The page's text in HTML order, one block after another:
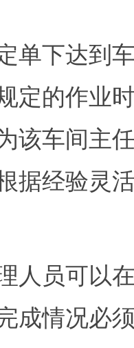
下达到车
定的作业
该车间主
据经验灵
员可以在
成情况必